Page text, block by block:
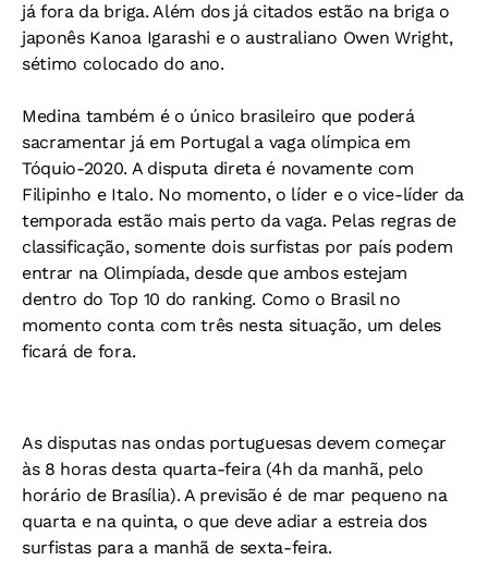
já fora da briga. Além dos já citados estão na briga o
japonês Kanoa Igarashi e o australiano Owen Wright,
sétimo colocado do ano.
Medina também é o único brasileiro que poderá
sacramentar já em Portugal a vaga olímpica em
Tóquio-2020. A disputa direta é novamente com
Filipinho e Italo. No momento, o líder e o vice-líder da
temporada estão mais perto da vaga. Pelas regras de
classificação, somente dois surfistas por país podem
entrar na Olimpíada, desde que ambos estejam
dentro do Top 10 do ranking. Como o Brasil no
momento conta com três nesta situação, um deles
ficará de fora.
As disputas nas ondas portuguesas devem começar
às 8 horas desta quarta-feira (4h da manhã, pelo
horário de Brasília). A previsão é de mar pequeno na
quarta e na quinta, o que deve adiar a estreia dos
surfistas para a manhã de sexta-feira.